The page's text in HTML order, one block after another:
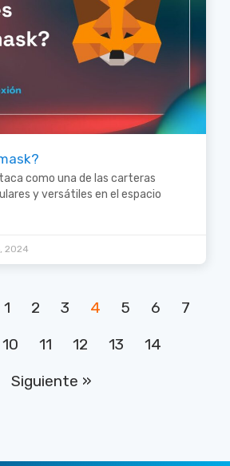
como una de las carteras
y versátiles en el espacio
2024
1 2 3 4 5 6
7
10 11 12 13
14
Siguiente »